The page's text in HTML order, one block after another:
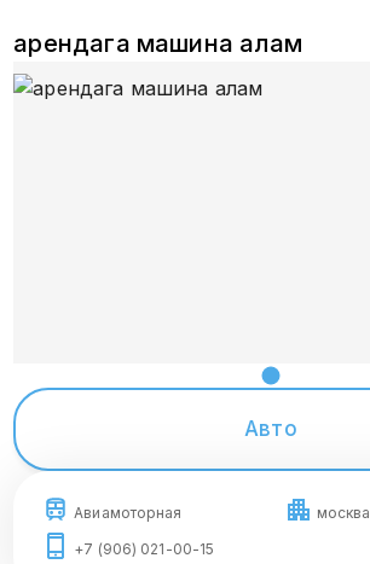
арендага машина алам
Авто
Авиамоторная
москва
+7 (906) 021-00-15